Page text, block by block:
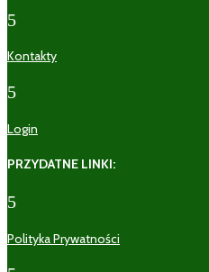
5
Kontakty
5
Login
PRZYDATNE LINKI:
5
Polityka Prywatności